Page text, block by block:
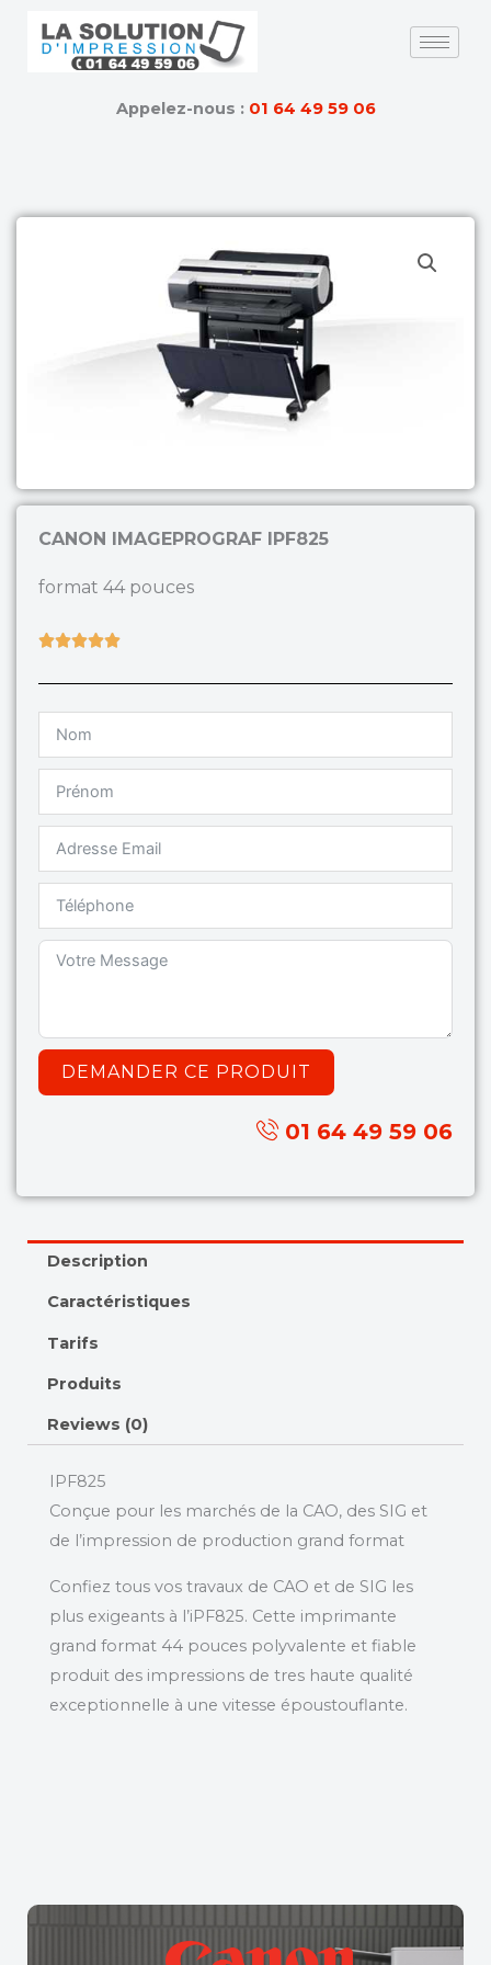
Appelez-nous : 01 64 49 59 06
CANON IMAGEPROGRAF IPF825
format 44 pouces
Rated
5
DEMANDER CE PRODUIT
01 64 49 59 06
Description
Caractéristiques
Tarifs
Produits
Reviews (0)
IPF825
Conçue pour les marchés de la CAO, des SIG et
de l’impression de production grand format
Confiez tous vos travaux de CAO et de SIG les
plus exigeants à l’iPF825. Cette imprimante
grand format 44 pouces polyvalente et fiable
produit des impressions de tres haute qualité
exceptionnelle à une vitesse époustouflante.